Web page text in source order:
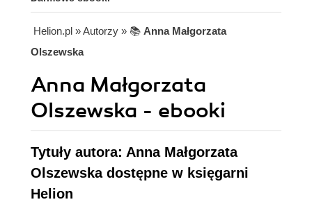
Helion.pl » Autorzy » 📚 Anna Małgorzata
Olszewska
Anna Małgorzata
Olszewska - ebooki
Tytuły autora: Anna Małgorzata
Olszewska dostępne w księgarni
Helion